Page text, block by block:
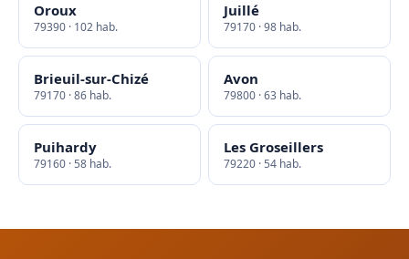
Oroux
79390 · 102 hab.
Juillé
79170 · 98 hab.
Brieuil-sur-Chizé
79170 · 86 hab.
Avon
79800 · 63 hab.
Puihardy
79160 · 58 hab.
Les Groseillers
79220 · 54 hab.